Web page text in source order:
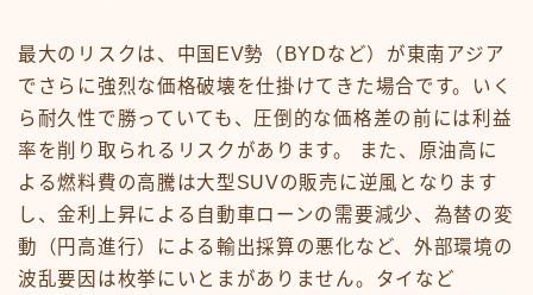
最大のリスクは、中国EV勢（BYDなど）が東南アジア
でさらに強烈な価格破壊を仕掛けてきた場合です。いく
ら耐久性で勝っていても、圧倒的な価格差の前には利益
率を削り取られるリスクがあります。 また、原油高に
よる燃料費の高騰は大型SUVの販売に逆風となります
し、金利上昇による自動車ローンの需要減少、為替の変
動（円高進行）による輸出採算の悪化など、外部環境の
波乱要因は枚挙にいとまがありません。タイなど